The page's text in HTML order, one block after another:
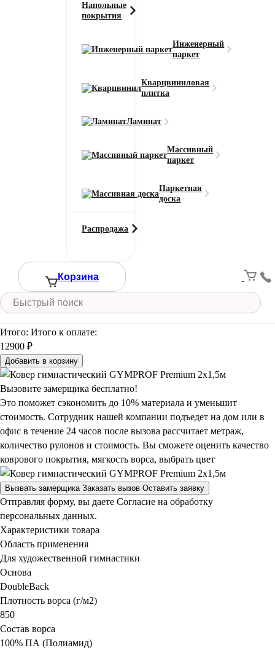
Напольные
покрытия
Инженерный
паркет
Кварцвиниловая
плитка
Ламинат
Массивный
паркет
Паркетная
доска
Распродажа
Корзина
Premium 2х1,5м
Смотреть все характеристики
Кол-во в м2 Или укажите нужное количество в м2
+
Цена за 1 м2:
Итого: Итого к оплате:
12900 ₽
Добавить в корзину
Вызовите замерщика бесплатно!
Это поможет сэкономить до 10% материала и уменьшит
стоимость. Сотрудник нашей компании подъедет на дом или в
офис в течение 24 часов после вызова рассчитает метраж,
количество рулонов и стоимость. Вы сможете оценить качество
коврового покрытия, мягкость ворса, выбрать цвет
Вызвать замерщика Заказать вызов Оставить заявку
Отправляя форму, вы даете Согласие на обработку
персональных данных.
Характеристики товара
Область применения
Для художественной гимнастики
Основа
DoubleBack
Плотность ворса (г/м2)
850
Состав ворса
100% ПА (Полиамид)